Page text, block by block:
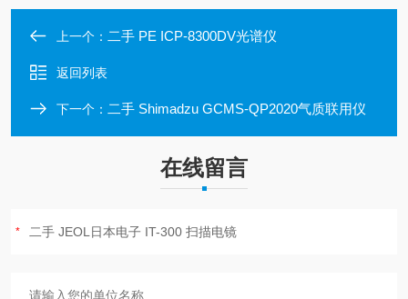
上一个： 二手 PE ICP-8300DV光谱仪
返回列表
下一个： 二手 Shimadzu GCMS-QP2020气质联用仪
在线留言